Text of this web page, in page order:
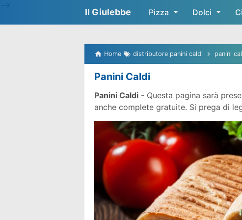
Il Giulebbe Pizza Dolci
Home distributore panini caldi panini
Panini Caldi
Panini Caldi - Questa pagina sarà
anche complete gratuite. Si prega di